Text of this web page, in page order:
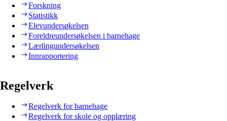
Forskning
Statistikk
Elevundersøkelsen
Foreldreundersøkelsen i barnehage
Lærlingundersøkelsen
Innrapportering
Regelverk
Regelverk for barnehage
Regelverk for skole og opplæring